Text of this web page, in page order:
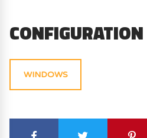
CONFIGURATION
WINDOWS